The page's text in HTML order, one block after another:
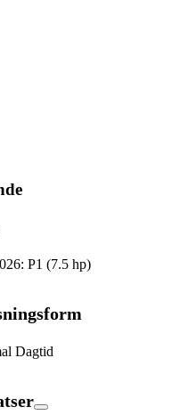
P1 (7.5 hp)
Dagtid